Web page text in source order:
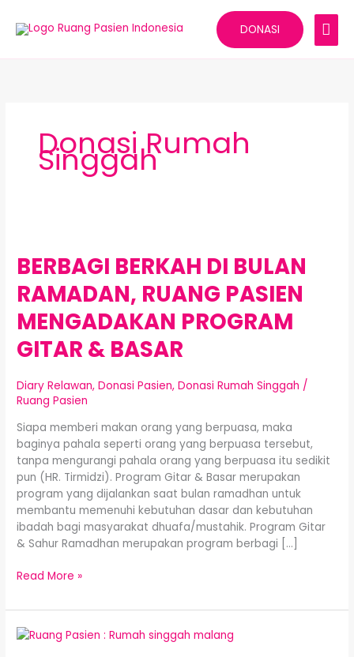
konten
DONASI
Donasi Rumah
Singgah
BERBAGI BERKAH DI BULAN
RAMADAN, RUANG PASIEN
MENGADAKAN PROGRAM
GITAR & BASAR
Diary Relawan,Donasi Pasien,Donasi Rumah Singgah /
Ruang Pasien
Siapa memberi makan orang yang berpuasa, maka
baginya pahala seperti orang yang berpuasa tersebut,
tanpa mengurangi pahala orang yang berpuasa itu sedikit
pun (HR. Tirmidzi). Program Gitar & Basar merupakan
program yang dijalankan saat bulan ramadhan untuk
membantu memenuhi kebutuhan dasar dan kebutuhan
ibadah bagi masyarakat dhuafa/mustahik. Program Gitar
& Sahur Ramadhan merupakan program berbagi […]
DI
BULAN
RAMADAN,
RUANG
PASIEN
MENGADAKAN
PROGRAM
&
BASAR
Read More »
Membuka